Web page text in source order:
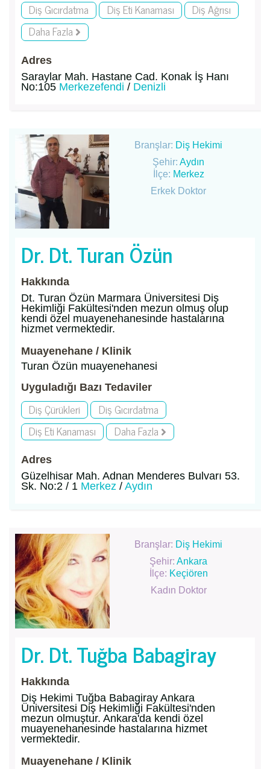
Diş Gıcırdatma Diş Eti Kanaması
Diş Ağrısı
Daha Fazla
Adres
Saraylar Mah. Hastane Cad. Konak İş Hanı
No:105 Merkezefendi / Denizli
Branşlar: Diş Hekimi
Şehir:Aydın
İlçe: Merkez
Erkek Doktor
Dr. Dt. Turan Özün
Hakkında
Dt. Turan Özün Marmara Üniversitesi Diş
Hekimliği Fakültesi'nden mezun olmuş olup
kendi özel muayenehanesinde hastalarına
hizmet vermektedir.
Muayenehane / Klinik
Turan Özün muayenehanesi
Uyguladığı Bazı Tedaviler
Diş Çürükleri
Diş Gıcırdatma
Diş Eti Kanaması
Daha Fazla
Adres
Güzelhisar Mah. Adnan Menderes Bulvarı 53.
Sk. No:2 / 1 Merkez / Aydın
Branşlar: Diş Hekimi
Şehir:Ankara
İlçe: Keçiören
Kadın Doktor
Dr. Dt. Tuğba Babagiray
Hakkında
Diş Hekimi Tuğba Babagiray Ankara
Üniversitesi Diş Hekimliği Fakültesi'nden
mezun olmuştur. Ankara'da kendi özel
muayenehanesinde hastalarına hizmet
vermektedir.
Muayenehane / Klinik